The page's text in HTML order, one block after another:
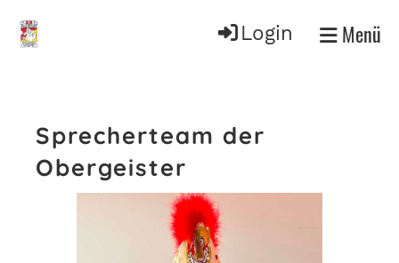
Login Menü
Sprecherteam der
Obergeister